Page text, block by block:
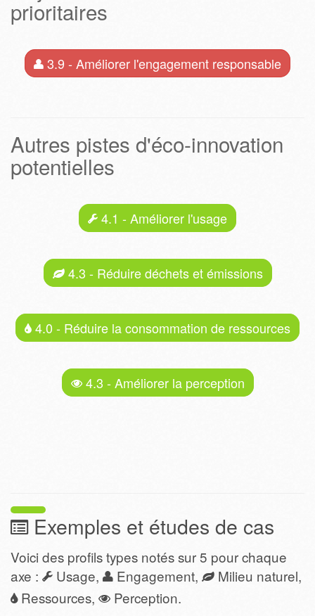
prioritaires
3.9 - Améliorer l'engagement responsable
Autres pistes d'éco-innovation
potentielles
4.1 - Améliorer l'usage
4.3 - Réduire déchets et émissions
4.0 - Réduire la consommation de ressources
4.3 - Améliorer la perception
Exemples et études de cas
Voici des profils types notés sur 5 pour chaque
axe :
Usage, Engagement,
Milieu naturel,
Ressources,
Perception.